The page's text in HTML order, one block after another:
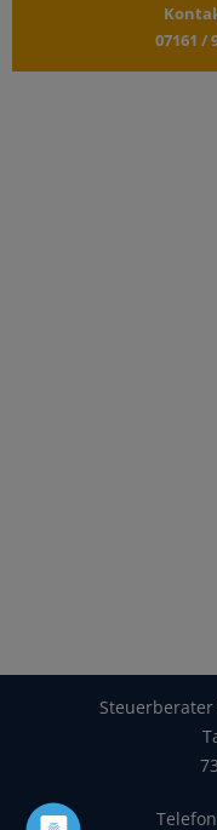
07161 /